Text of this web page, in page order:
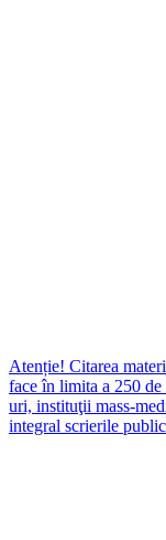
Atenție! Citarea
face în limita a 250 de
uri, instituţii mass-
integral scrierile